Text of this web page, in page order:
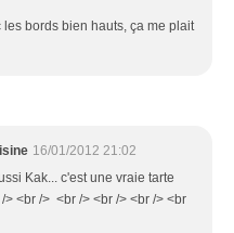
bords bien hauts, ça me plait
16/01/2012 21:02
Kak... c'est une vraie tarte
> <br /> <br /> <br /> <br /> <br